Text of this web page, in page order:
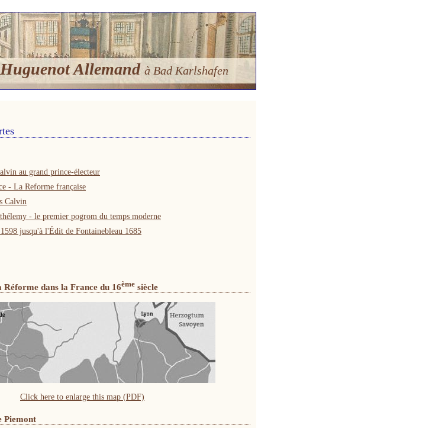
Allemand à Bad Karlshafen
au grand prince-électeur
- La Reforme française
Calvin
- le premier pogrom du temps moderne
jusqu'à l'Édit de Fontainebleau 1685
dans la France du 16ème siècle
Click here to enlarge this map (PDF)
Piemont